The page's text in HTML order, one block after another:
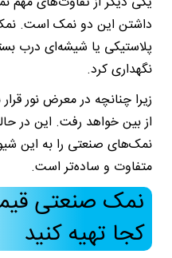
داشتن این دو نمک است.
پلاستیکی یا شیشه‌ای درب
نگهداری کرد.
زیرا چنانچه در معرض نور
از بین خواهد رفت. این در
نمک‌های صنعتی را به این
متفاوت و ساده‌تر است.
نمک صنعتی
کجا تهیه کنید